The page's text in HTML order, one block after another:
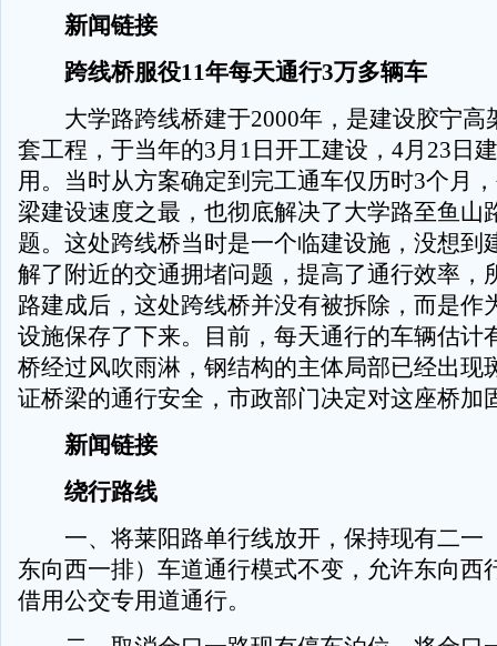
新闻链接
跨线桥服役11年每天通行3万多辆车
大学路跨线桥建于2000年，是建设胶宁高
套工程，于当年的3月1日开工建设，4月23日
用。当时从方案确定到完工通车仅历时3个月
梁建设速度之最，也彻底解决了大学路至鱼山
题。这处跨线桥当时是一个临建设施，没想到
解了附近的交通拥堵问题，提高了通行效率，
路建成后，这处跨线桥并没有被拆除，而是作
设施保存了下来。目前，每天通行的车辆估计
桥经过风吹雨淋，钢结构的主体局部已经出现
证桥梁的通行安全，市政部门决定对这座桥加
新闻链接
绕行路线
一、将莱阳路单行线放开，保持现有二一
东向西一排）车道通行模式不变，允许东向西
借用公交专用道通行。